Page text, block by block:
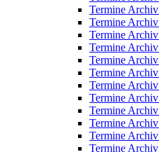
Termine
Termine
Termine Archiv
Termine
Termine
Termine
Termine
Termine
Termine
Termine
Termine
Termine